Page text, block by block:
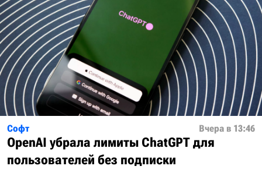
Софт Вчера в 13:46
OpenAI убрала лимиты ChatGPT для
пользователей без подписки